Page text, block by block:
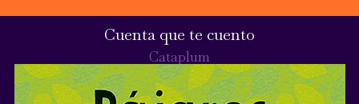
Cuenta que te cuento
Cataplum